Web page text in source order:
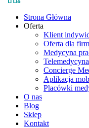
Strona Główna
Oferta
Klient
Oferta dla firm
Medycyna
Telemedycyna
Concierge
Aplikacja
Placówki
O nas
Blog
Sklep
Kontakt